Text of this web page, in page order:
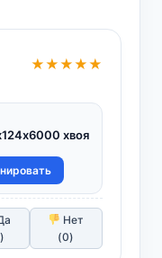
★★★★★
хвоя
)
Нет
(0)